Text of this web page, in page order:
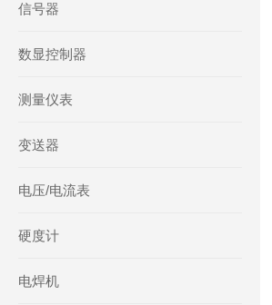
信号器
数显控制器
测量仪表
变送器
电压/电流表
硬度计
电焊机